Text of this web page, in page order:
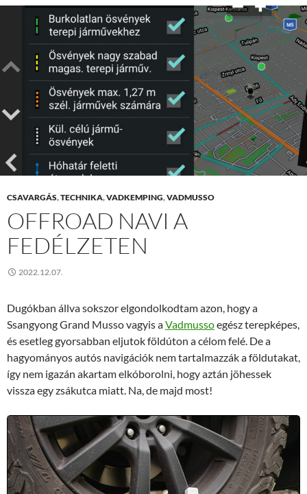
CSAVARGÁS,TECHNIKA,VADKEMPING,VADMUSSO
OFFROAD NAVI A
FEDÉLZETEN
2022.12.07.
Dugókban állva sokszor elgondolkodtam azon, hogy a
Ssangyong Grand Musso vagyis aVadmussoegész terepképes,
és esetleg gyorsabban eljutok földúton a célom felé. De a
hagyományos autós navigációk nem tartalmazzák a földutakat,
így nem igazán akartam elkóborolni, hogy aztán jöhessek
vissza egy zsákutca miatt. Na, de majd most!